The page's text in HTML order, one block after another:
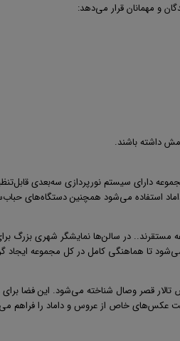
و مهمانان قرار می‌دهد:
داشته باشند.
دارای سیستم نورپردازی سه‌بعدی
استفاده می‌شود همچنین دستگاه‌های
مستقرند.. در سالن‌ها نمایشگر شهری بزرگ
تا هماهنگی کامل در کل مجموعه ایجاد
قصر وصال شناخته می‌شود. این فضا برای
عکس‌های خاص از عروس و داماد را فراهم